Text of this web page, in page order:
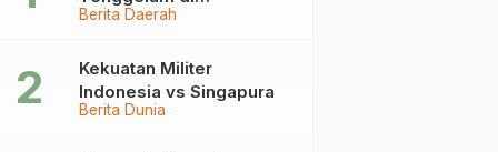
Berita Daerah
Pangandaran Berakhir
Berita Dunia
Kekuatan Militer
Indonesia vs Singapura